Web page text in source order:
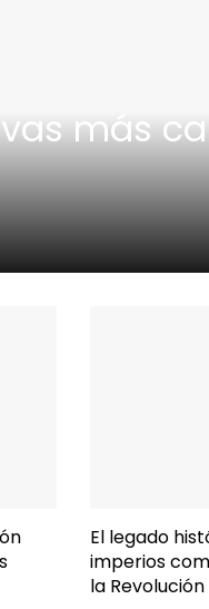
más
El legado
imperios
la